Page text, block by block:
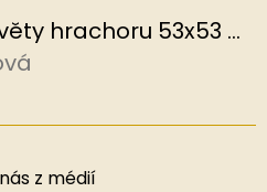
Hedvábný šátek Květy hrachoru 53x53 cm v dárkovém balení, HEDVÁBNÝ SVĚT
5 hvězdiček.
z médií